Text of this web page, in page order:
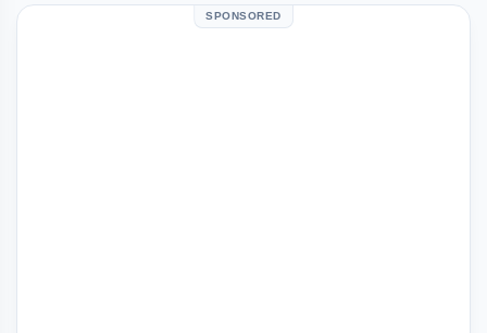
SPONSORED